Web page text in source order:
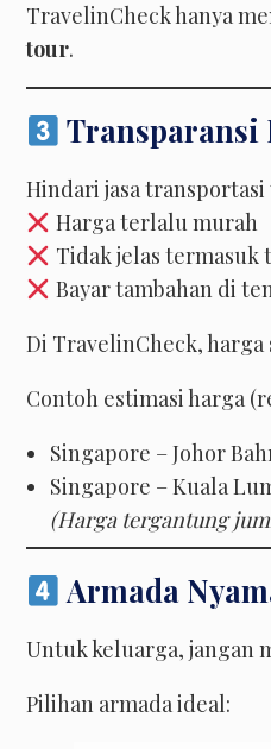
TravelinCheck hanya
tour.
Transparansi
Hindari jasa transportasi
Harga terlalu murah
Tidak jelas
Bayar tambahan di
Di TravelinCheck, harga
Contoh estimasi harga
Singapore – Johor
Singapore – Kuala
(Harga tergantung
Armada
Untuk keluarga, jangan
Pilihan armada ideal: